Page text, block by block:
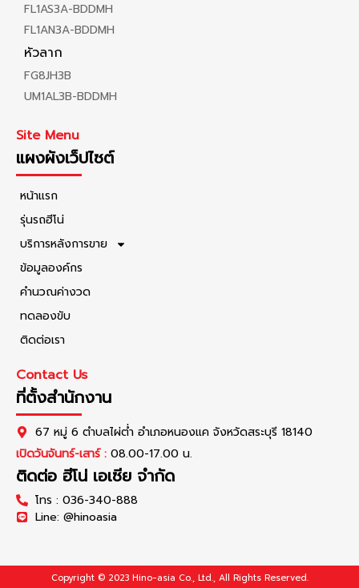
FL1AS3A-BDDMH
FL1AN3A-BDDMH
หัวลาก
FG8JH3B
UM1AL3B-BDDMH
Site Menu
แผงผังเว็ปไซต์
หน้าแรก
รุ่นรถฮีโน่
บริการหลังการขาย
ข้อมูลองค์กร
คำนวณค่างวด
ทดลองขับ
ติดต่อเรา
Contact Us
ที่ตั้งสำนักงาน
67 หมู่ 6 ตำบลไผ่ต่ำ อำเภอหนองแค จังหวัดสระบุรี 18140
เปิดวันจันทร์-เสาร์ : 08.00-17.00 น.
ติดต่อ ฮีโน่ เอเซีย จำกัด
โทร : 036-340-888
Line: @hinoasia
Copyright © 2023 Hino-asia Co., Ltd., All Rights Reserved.